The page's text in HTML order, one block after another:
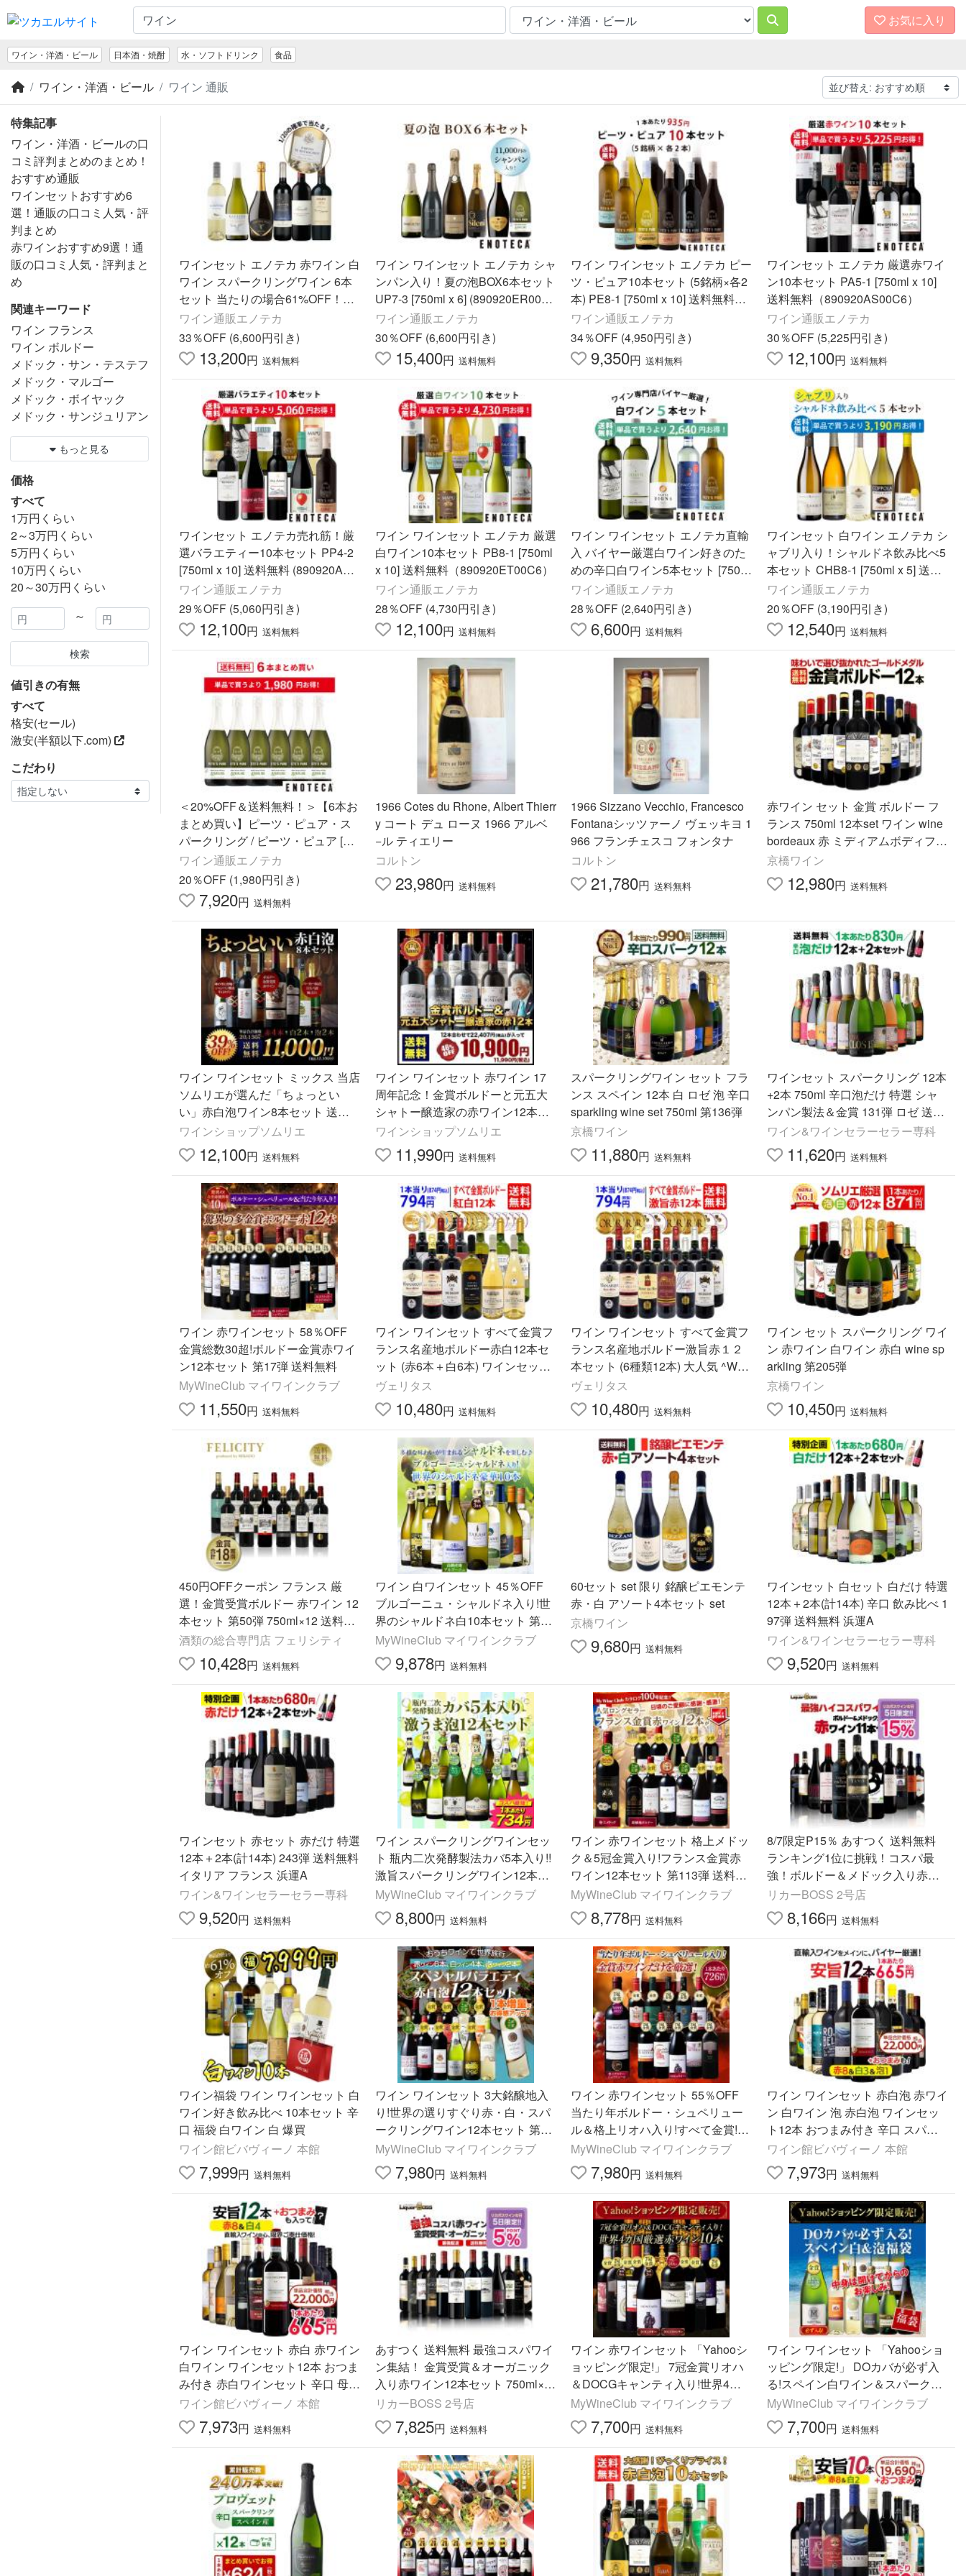
お気に入り
ワイン・洋酒・ビール 日本酒・焼酎 水・ソフトドリンク 食品
ワイン・洋酒・ビール ワイン 通販
特集記事
ワイン・洋酒・ビールの口
コミ評判まとめのまとめ！
おすすめ通販
ワインセットおすすめ6
選！通販の口コミ人気・評
判まとめ
赤ワインおすすめ9選！通
販の口コミ人気・評判まと
め
関連キーワード
ワイン フランス
ワイン ボルドー
メドック・サン・テステフ
メドック・マルゴー
メドック・ボイヤック
メドック・サンジュリアン
もっと見る
価格
すべて
1万円くらい
2～3万円くらい
5万円くらい
10万円くらい
20～30万円くらい
～
検索
値引きの有無
すべて
格安(セール)
激安(半額以下.com)
こだわり
ワインセット エノテカ 赤ワイン 白
ワイン スパークリングワイン 6本
セット 当たりの場合61%OFF！夏
福袋A [750ml x 6] 送料無料
ワイン通販エノテカ
33％OFF (6,600円引き)
13,200円 送料無料
ワイン ワインセット エノテカ シャ
ンパン入り！夏の泡BOX6本セット
UP7-3 [750ml x 6] (890920ER00C
6)
ワイン通販エノテカ
30％OFF (6,600円引き)
15,400円 送料無料
ワイン ワインセット エノテカ ピー
ツ・ピュア10本セット (5銘柄×各2
本) PE8-1 [750ml x 10] 送料無料
（890920EF00C6）
ワイン通販エノテカ
34％OFF (4,950円引き)
9,350円 送料無料
ワインセット エノテカ 厳選赤ワイ
ン10本セット PA5-1 [750ml x 10]
送料無料（890920AS00C6）
ワイン通販エノテカ
30％OFF (5,225円引き)
12,100円 送料無料
ワインセット エノテカ売れ筋！厳
選バラエティー10本セット PP4-2
[750ml x 10] 送料無料 (890920AQ0
0C6)
ワイン通販エノテカ
29％OFF (5,060円引き)
12,100円 送料無料
ワイン ワインセット エノテカ 厳選
白ワイン10本セット PB8-1 [750ml
x 10] 送料無料（890920ET00C6）
ワイン通販エノテカ
28％OFF (4,730円引き)
12,100円 送料無料
ワイン ワインセット エノテカ直輸
入 バイヤー厳選白ワイン好きのた
めの辛口白ワイン5本セット [750m
l x 5] 送料無料（EB7-1 890920E50
0C6）
ワイン通販エノテカ
28％OFF (2,640円引き)
6,600円 送料無料
ワインセット 白ワイン エノテカ シ
ャブリ入り！シャルドネ飲み比べ5
本セット CHB8-1 [750ml x 5] 送料
無料 (890920FG00C6)
ワイン通販エノテカ
20％OFF (3,190円引き)
12,540円 送料無料
＜20%OFF＆送料無料！＞【6本お
まとめ買い】ピーツ・ピュア・ス
パークリング / ピーツ・ピュア [75
0ml x 6]（DMY2046T37C6）
ワイン通販エノテカ
20％OFF (1,980円引き)
7,920円 送料無料
1966 Cotes du Rhone, Albert Thierr
y コート デュ ローヌ 1966 アルベ
−ル ティエリー
コルトン
23,980円 送料無料
1966 Sizzano Vecchio, Francesco
Fontanaシッツァーノ ヴェッキヨ 1
966 フランチェスコ フォンタナ
コルトン
21,780円 送料無料
赤ワイン セット 金賞 ボルドー フ
ランス 750ml 12本set ワイン wine
bordeaux 赤 ミディアムボディフル
ボディ 第140弾
京橋ワイン
12,980円 送料無料
ワイン ワインセット ミックス 当店
ソムリエが選んだ「ちょっとい
い」赤白泡ワイン8本セット 送料
無料 「7/17更新」 爆買 お中元
ワインショップソムリエ
12,100円 送料無料
ワイン ワインセット 赤ワイン 17
周年記念！金賞ボルドーと元五大
シャトー醸造家の赤ワイン12本セ
ット「8/4更新」 送料無料 爆買 お
中元
ワインショップソムリエ
11,990円 送料無料
スパークリングワイン セット フラ
ンス スペイン 12本 白 ロゼ 泡 辛口
sparkling wine set 750ml 第136弾
京橋ワイン
11,880円 送料無料
ワインセット スパークリング 12本
+2本 750ml 辛口泡だけ 特選 シャ
ンパン製法＆金賞 131弾 ロゼ 送料
無料 浜運A
ワイン&ワインセラーセラー専科
11,620円 送料無料
ワイン 赤ワインセット 58％OFF
金賞総数30超!ボルドー金賞赤ワイ
ン12本セット 第17弾 送料無料
MyWineClub マイワインクラブ
11,550円 送料無料
ワイン ワインセット すべて金賞フ
ランス名産地ボルドー赤白12本セ
ット (赤6本＋白6本) ワインセット
大人気 紅白 ^W0UK57SE^
ヴェリタス
10,480円 送料無料
ワイン ワインセット すべて金賞フ
ランス名産地ボルドー激旨赤１２
本セット (6種類12本) 大人気 ^W0
DIA1SE^
ヴェリタス
10,480円 送料無料
ワイン セット スパークリング ワイ
ン 赤ワイン 白ワイン 赤白 wine sp
arkling 第205弾
京橋ワイン
10,450円 送料無料
450円OFFクーポン フランス 厳
選！金賞受賞ボルドー 赤ワイン 12
本セット 第50弾 750ml×12 送料無
料 包装不可 他商品と同梱不可 飲み
比べ ワインセット
酒類の総合専門店 フェリシティ
10,428円 送料無料
ワイン 白ワインセット 45％OFF
ブルゴーニュ・シャルドネ入り!世
界のシャルドネ白10本セット 第17
弾 送料無料
MyWineClub マイワインクラブ
9,878円 送料無料
60セット set 限り 銘醸ピエモンテ
赤・白 アソート4本セット set
京橋ワイン
9,680円 送料無料
ワインセット 白セット 白だけ 特選
12本＋2本(計14本) 辛口 飲み比べ 1
97弾 送料無料 浜運A
ワイン&ワインセラーセラー専科
9,520円 送料無料
ワインセット 赤セット 赤だけ 特選
12本＋2本(計14本) 243弾 送料無料
イタリア フランス 浜運A
ワイン&ワインセラーセラー専科
9,520円 送料無料
ワイン スパークリングワインセッ
ト 瓶内二次発酵製法カバ5本入り!!
激旨スパークリングワイン12本セ
ット 第18弾 送料無料
MyWineClub マイワインクラブ
8,800円 送料無料
ワイン 赤ワインセット 格上メドッ
ク＆5冠金賞入り!フランス金賞赤
ワイン12本セット 第113弾 送料無
料
MyWineClub マイワインクラブ
8,778円 送料無料
8/7限定P15％ あすつく 送料無料
ランキング1位に挑戦！コスパ最
強！ボルドー＆メドック入り赤ワ
イン 750ml×11本 金賞・オーガニ
ックワイン入り！
リカーBOSS 2号店
8,166円 送料無料
ワイン福袋 ワイン ワインセット 白
ワイン好き飲み比べ 10本セット 辛
口 福袋 白ワイン 白 爆買
ワイン館ビバヴィーノ 本館
7,999円 送料無料
ワイン ワインセット 3大銘醸地入
り!世界の選りすぐり赤・白・スパ
ークリングワイン12本セット 第35
弾 送料無料
MyWineClub マイワインクラブ
7,980円 送料無料
ワイン 赤ワインセット 55％OFF
当たり年ボルドー・シュペリュー
ル＆格上リオハ入り!すべて金賞!世
界の選りすぐり赤ワイン11本セッ
ト 第20弾 送料無料
MyWineClub マイワインクラブ
7,980円 送料無料
ワイン ワインセット 赤白泡 赤ワイ
ン 白ワイン 泡 赤白泡 ワインセッ
ト12本 おつまみ付き 辛口 スパー
クリングワイン 爆買
ワイン館ビバヴィーノ 本館
7,973円 送料無料
ワイン ワインセット 赤白 赤ワイン
白ワイン ワインセット12本 おつま
み付き 赤白ワインセット 辛口 母の
日 父の日 お中元 爆買
ワイン館ビバヴィーノ 本館
7,973円 送料無料
あすつく 送料無料 最強コスパワイ
ン集結！ 金賞受賞＆オーガニック
入り赤ワイン12本セット 750ml×1
2本
リカーBOSS 2号店
7,825円 送料無料
ワイン 赤ワインセット 「Yahooシ
ョッピング限定!」 7冠金賞リオハ
＆DOCGキャンティ入り!世界4ヵ
国厳選赤ワイン10本セット 送料無
料
MyWineClub マイワインクラブ
7,700円 送料無料
ワイン ワインセット 「Yahooショ
ッピング限定!」 DOカバが必ず入
る!スペイン白ワイン＆スパークリ
ングワイン10本福袋 スペイン 福袋
夏 飲み頃 送料無料
MyWineClub マイワインクラブ
7,700円 送料無料